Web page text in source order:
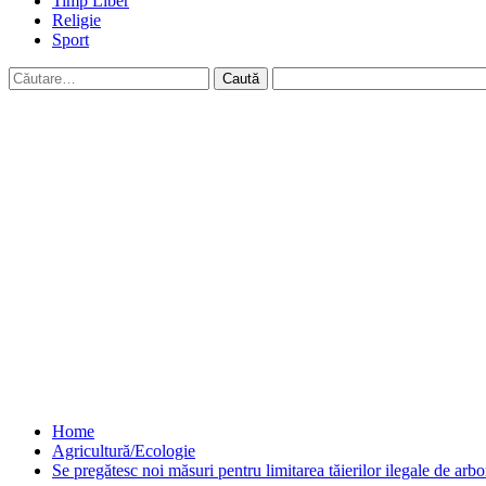
Religie
Sport
Caută
după:
Home
Agricultură/Ecologie
Se pregătesc noi măsuri pentru limitarea tăierilor ilegale de